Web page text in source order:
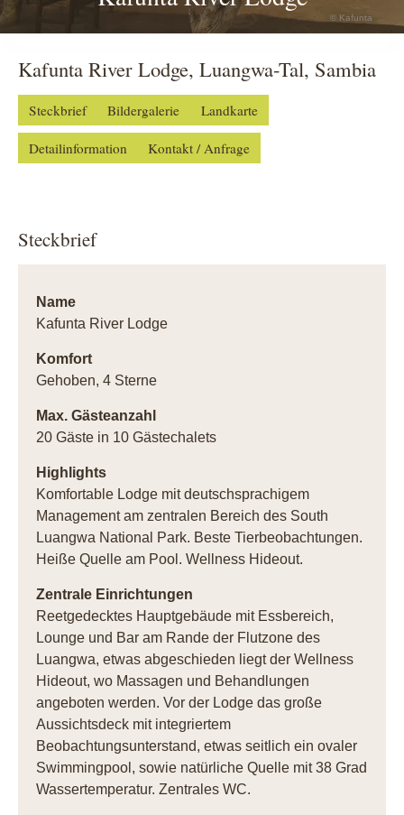
© Kafunta
Kafunta River Lodge, Luangwa-Tal, Sambia
Steckbrief Bildergalerie Landkarte
Detailinformation Kontakt / Anfrage
Steckbrief
Name
Kafunta River Lodge
Komfort
Gehoben, 4 Sterne
Max. Gästeanzahl
20 Gäste in 10 Gästechalets
Highlights
Komfortable Lodge mit deutschsprachigem
Management am zentralen Bereich des South
Luangwa National Park. Beste Tierbeobachtungen.
Heiße Quelle am Pool. Wellness Hideout.
Zentrale Einrichtungen
Reetgedecktes Hauptgebäude mit Essbereich,
Lounge und Bar am Rande der Flutzone des
Luangwa, etwas abgeschieden liegt der Wellness
Hideout, wo Massagen und Behandlungen
angeboten werden. Vor der Lodge das große
Aussichtsdeck mit integriertem
Beobachtungsunterstand, etwas seitlich ein ovaler
Swimmingpool, sowie natürliche Quelle mit 38 Grad
Wassertemperatur. Zentrales WC.